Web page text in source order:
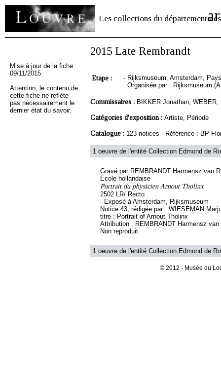
Les collections du département des
Mise à jour de la fiche
09/11/2015
Attention, le contenu de
cette fiche ne reflète
pas nécessairement le
dernier état du savoir.
2015 Late Rembrandt
Etape : - Rijksmuseum, Amsterdam,
Organisée par : Rijksmuseum
Commissaires : BIKKER Jonathan,
Catégories d'exposition : Artiste, Période
Catalogue : 123 notices - Référence : BP
1 oeuvre de l'entité Collection Edmond de
Gravé par REMBRANDT Harmensz van
Ecole hollandaise
Portrait du physicien Arnout Tholinx
2502 LR/ Recto
- Exposé à Amsterdam, Rijksmuseum
Notice 43, rédigée par : WIESEMAN
titre : Portrait of Arnout Tholinx
Attribution : REMBRANDT Harmensz van
Non reproduit
1 oeuvre de l'entité Collection Edmond de
© 2012 - Musée du